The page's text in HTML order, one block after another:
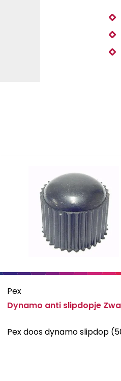
Pex
Dynamo anti slipdopje
Pex doos dynamo slipdop